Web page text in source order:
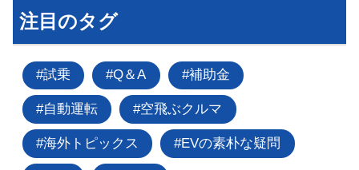
注目のタグ
試乗 Q＆A 補助金
自動運転 空飛ぶクルマ
海外トピックス EVの素朴な疑問